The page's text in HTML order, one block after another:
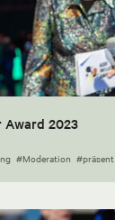
Award 2023
#Moderation #präsent